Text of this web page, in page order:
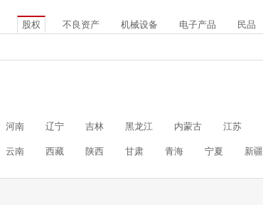
股权 不良资产 机械设备 电子产品 民品
河南 辽宁 吉林 黑龙江 内蒙古 江苏
云南 西藏 陕西 甘肃 青海 宁夏 新疆